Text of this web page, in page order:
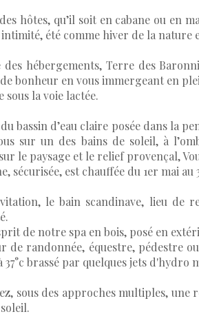
hôtes, qu’il soit en cabane ou en
été comme hiver de la nature
des hébergements, Terre des
bonheur en vous immergeant en
sous la voie lactée.
bassin d’eau claire posée dans la
sur un des bains de soleil, à
le paysage et le relief provençal,
sécurisée, est chauffée du 1er mai au
le bain scandinave, lieu de
de notre spa en bois, posé en
de randonnée, équestre, pédestre
37°c brassé par quelques jets d'hydro
sous des approches multiples, une